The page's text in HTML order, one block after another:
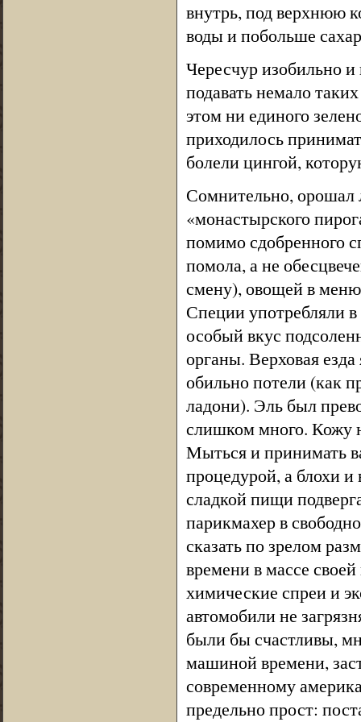
внутрь, под верхнюю
воды и побольше
Чересчур изобильно
подавать немало
этом ни единого
приходилось
болели цингой,
Сомнительно, орошал
«монастырского
помимо сдобренного
помола, а не
смену), овощей в
Специи употребляли
особый вкус
органы. Верховая
обильно потели (как
ладони). Эль был
слишком много. Кожу
Мыться и принимать
процедурой, а блохи
сладкой пищи
парикмахер в
сказать по зрелом
времени в массе
химические спреи и
автомобили не
были бы счастливы,
машиной времени,
современному
предельно прост: